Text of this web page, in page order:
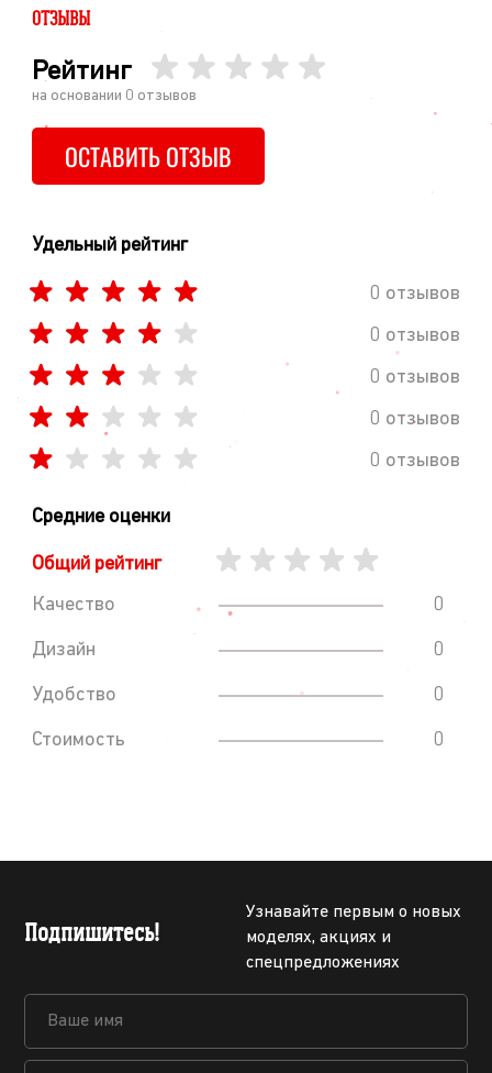
ОТЗЫВЫ
Рейтинг
на основании 0 отзывов
ОСТАВИТЬ ОТЗЫВ
Удельный рейтинг
0 отзывов
0 отзывов
0 отзывов
0 отзывов
0 отзывов
Средние оценки
Общий рейтинг
Качество
0
Дизайн 0
Удобство 0
Стоимость 0
Подпишитесь!
Узнавайте первым о новых
моделях, акциях и
спецпредложениях